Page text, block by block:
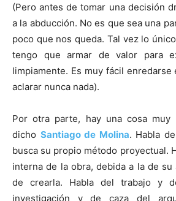
(Pero antes de tomar una decisión
a la abducción. No es que sea una
poco que nos queda. Tal vez lo
tengo que armar de valor para
limpiamente. Es muy fácil enredarse
aclarar nunca nada).
Por otra parte, hay una cosa muy
dicho Santiago de Molina. Habla
busca su propio método proyectual.
interna de la obra, debida a la de
de crearla. Habla del trabajo y
investigación y de caza del